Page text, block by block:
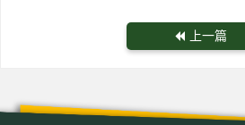
上一篇